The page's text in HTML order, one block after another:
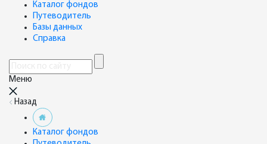
Каталог фондов
Путеводитель
Базы данных
Справка
Меню
Назад
Каталог фондов